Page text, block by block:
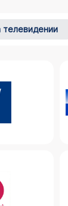
телевидении